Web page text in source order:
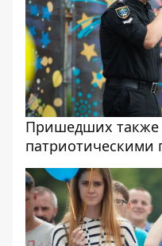
Пришедших также
патриотическими